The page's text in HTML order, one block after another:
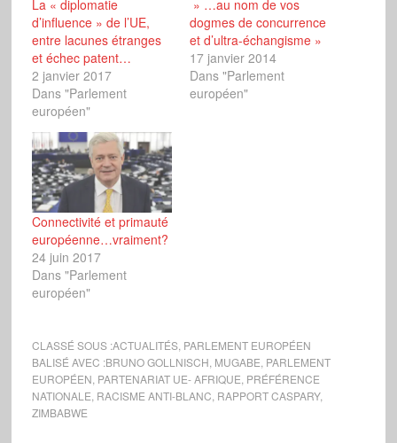
La « diplomatie
d’influence » de l’UE,
entre lacunes étranges
et échec patent…
2 janvier 2017
Dans "Parlement
européen"
» …au nom de vos
dogmes de concurrence
et d’ultra-échangisme »
17 janvier 2014
Dans "Parlement
européen"
Connectivité et primauté
européenne…vraiment?
24 juin 2017
Dans "Parlement
européen"
CLASSÉ SOUS :ACTUALITÉS, PARLEMENT EUROPÉEN
BALISÉ AVEC :BRUNO GOLLNISCH MUGABE PARLEMENT
EUROPÉEN PARTENARIAT UE- AFRIQUE PRÉFÉRENCE
NATIONALE RACISME ANTI-BLANC RAPPORT CASPARY,
ZIMBABWE